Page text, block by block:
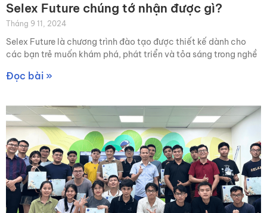
Selex Future chúng tớ nhận được gì?
Tháng 9 11, 2024
Selex Future là chương trình đào tạo được thiết kế dành cho
các bạn trẻ muốn khám phá, phát triển và tỏa sáng trong nghề
Đọc bài »